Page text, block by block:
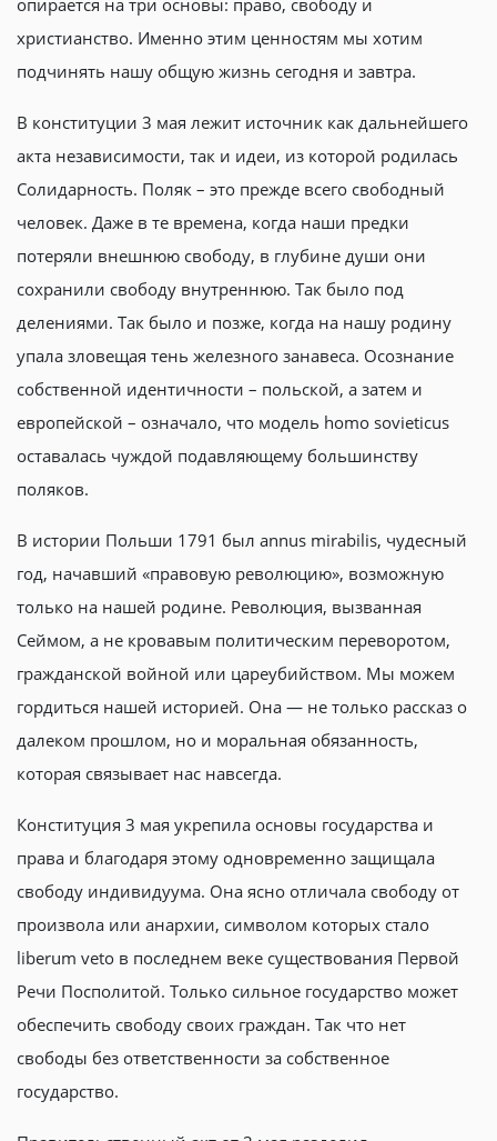
опирается на три основы: право, свободу и
христианство. Именно этим ценностям мы хотим
подчинять нашу общую жизнь сегодня и завтра.
В конституции 3 мая лежит источник как дальнейшего
акта независимости, так и идеи, из которой родилась
Солидарность. Поляк – это прежде всего свободный
человек. Даже в те времена, когда наши предки
потеряли внешнюю свободу, в глубине души они
сохранили свободу внутреннюю. Так было под
делениями. Так было и позже, когда на нашу родину
упала зловещая тень железного занавеса. Осознание
собственной идентичности – польской, а затем и
европейской – означало, что модель homo sovieticus
оставалась чуждой подавляющему большинству
поляков.
В истории Польши 1791 был annus mirabilis, чудесный
год, начавший «правовую революцию», возможную
только на нашей родине. Революция, вызванная
Сеймом, а не кровавым политическим переворотом,
гражданской войной или цареубийством. Мы можем
гордиться нашей историей. Она — не только рассказ о
далеком прошлом, но и моральная обязанность,
которая связывает нас навсегда.
Конституция 3 мая укрепила основы государства и
права и благодаря этому одновременно защищала
свободу индивидуума. Она ясно отличала свободу от
произвола или анархии, символом которых стало
liberum veto в последнем веке существования Первой
Речи Посполитой. Только сильное государство может
обеспечить свободу своих граждан. Так что нет
свободы без ответственности за собственное
государство.